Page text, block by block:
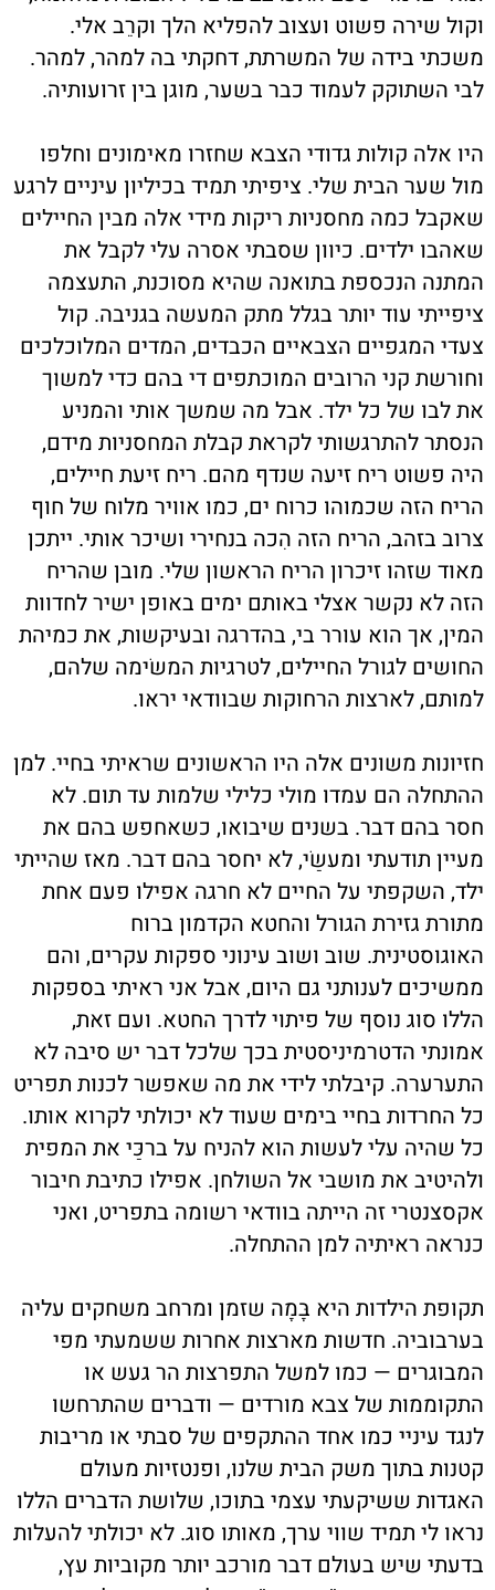
וקול שירה פשוט ועצוב להפליא הלך וקרֵב אלי.
משכתי בידה של המשרתת, דחקתי בה למהר, למהר.
לבי השתוקק לעמוד כבר בשער, מוגן בין זרועותיה.
היו אלה קולות גדודי הצבא שחזרו מאימונים וחלפו
מול שער הבית שלי. ציפיתי תמיד בכיליון עיניים לרגע
שאקבל כמה מחסניות ריקות מידי אלה מבין החיילים
שאהבו ילדים. כיוון שסבתי אסרה עלי לקבל את
המתנה הנכספת בתואנה שהיא מסוכנת, התעצמה
ציפייתי עוד יותר בגלל מתק המעשה בגניבה. קול
צעדי המגפיים הצבאיים הכבדים, המדים המלוכלכים
וחורשת קני הרובים המוכתפים די בהם כדי למשוך
את לבו של כל ילד. אבל מה שמשך אותי והמניע
הנסתר להתרגשותי לקראת קבלת המחסניות מידם,
היה פשוט ריח זיעה שנדף מהם. ריח זיעת חיילים,
הריח הזה שכמוהו כרוח ים, כמו אוויר מלוח של חוף
צרוב בזהב, הריח הזה הִכה בנחירי ושיכר אותי. ייתכן
מאוד שזהו זיכרון הריח הראשון שלי. מובן שהריח
הזה לא נקשר אצלי באותם ימים באופן ישיר לחדוות
המין, אך הוא עורר בי, בהדרגה ובעיקשות, את כמיהת
החושים לגורל החיילים, לטרגיות המשׂימה שלהם,
למותם, לארצות הרחוקות שבוודאי יראו.
חזיונות משונים אלה היו הראשונים שראיתי בחיי. למן
ההתחלה הם עמדו מולי כלילי שלמות עד תום. לא
חסר בהם דבר. בשנים שיבואו, כשאחפש בהם את
מעיין תודעתי ומעשַׂי, לא יחסר בהם דבר. מאז שהייתי
ילד, השקפתי על החיים לא חרגה אפילו פעם אחת
מתורת גזירת הגורל והחטא הקדמון ברוח
האוגוסטינית. שוב ושוב עינוני ספקות עקרים, והם
ממשיכים לענותני גם היום, אבל אני ראיתי בספקות
הללו סוג נוסף של פיתוי לדרך החטא. ועם זאת,
אמונתי הדטרמיניסטית בכך שלכל דבר יש סיבה לא
התערערה. קיבלתי לידי את מה שאפשר לכנות תפריט
כל החרדות בחיי בימים שעוד לא יכולתי לקרוא אותו.
כל שהיה עלי לעשות הוא להניח על ברכַּי את המפית
ולהיטיב את מושבי אל השולחן. אפילו כתיבת חיבור
אקסצנטרי זה הייתה בוודאי רשומה בתפריט, ואני
כנראה ראיתיה למן ההתחלה.
תקופת הילדות היא בָּמָה שזמן ומרחב משחקים עליה
בערבוביה. חדשות מארצות אחרות ששמעתי מפי
המבוגרים — כמו למשל התפרצות הר געש או
התקוממות של צבא מורדים — ודברים שהתרחשו
לנגד עיניי כמו אחד ההתקפים של סבתי או מריבות
קטנות בתוך משק הבית שלנו, ופנטזיות מעולם
האגדות ששיקעתי עצמי בתוכו, שלושת הדברים הללו
נראו לי תמיד שווי ערך, מאותו סוג. לא יכולתי להעלות
בדעתי שיש בעולם דבר מורכב יותר מקוביות עץ,